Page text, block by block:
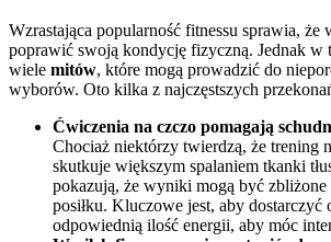
Wzrastająca popularność fitnessu sprawia, że
poprawić swoją kondycję fizyczną. Jednak w
wiele mitów, które mogą prowadzić do
wyborów. Oto kilka z najczęstszych
Ćwiczenia na czczo pomagają
Chociaż niektórzy twierdzą, że trening
skutkuje większym spalaniem tkanki
pokazują, że wyniki mogą być
posiłku. Kluczowe jest, aby dostarczyć
odpowiednią ilość energii, aby móc